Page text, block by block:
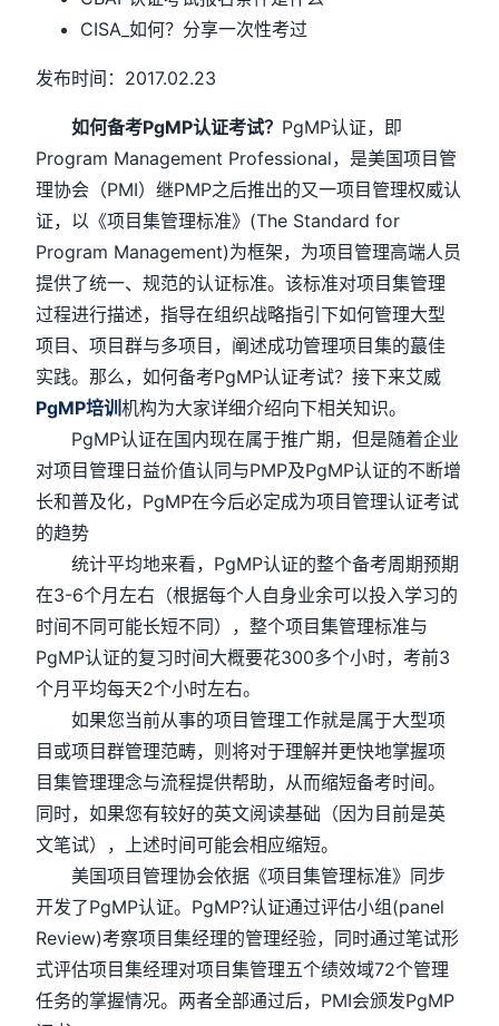
CISA_如何？分享一次性考过
发布时间：2017.02.23
如何备考PgMP认证考试？ PgMP认证，即
Program Management Professional，是美国项目管
理协会（PMI）继PMP之后推出的又一项目管理权威认
证，以《项目集管理标准》(The Standard for
Program Management)为框架，为项目管理高端人员
提供了统一、规范的认证标准。该标准对项目集管理
过程进行描述，指导在组织战略指引下如何管理大型
项目、项目群与多项目，阐述成功管理项目集的蕞佳
实践。那么，如何备考PgMP认证考试？接下来艾威
PgMP培训机构为大家详细介绍向下相关知识。
PgMP认证在国内现在属于推广期，但是随着企业
对项目管理日益价值认同与PMP及PgMP认证的不断增
长和普及化，PgMP在今后必定成为项目管理认证考试
的趋势
统计平均地来看，PgMP认证的整个备考周期预期
在3-6个月左右（根据每个人自身业余可以投入学习的
时间不同可能长短不同），整个项目集管理标准与
PgMP认证的复习时间大概要花300多个小时，考前3
个月平均每天2个小时左右。
如果您当前从事的项目管理工作就是属于大型项
目或项目群管理范畴，则将对于理解并更快地掌握项
目集管理理念与流程提供帮助，从而缩短备考时间。
同时，如果您有较好的英文阅读基础（因为目前是英
文笔试），上述时间可能会相应缩短。
美国项目管理协会依据《项目集管理标准》同步
开发了PgMP认证。PgMP?认证通过评估小组(panel
Review)考察项目集经理的管理经验，同时通过笔试形
式评估项目集经理对项目集管理五个绩效域72个管理
任务的掌握情况。两者全部通过后，PMI会颁发PgMP